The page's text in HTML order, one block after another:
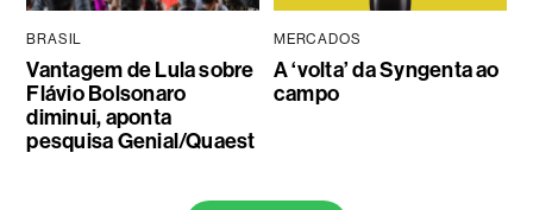
BRASIL
Vantagem de Lula sobre
Flávio Bolsonaro
diminui, aponta
pesquisa Genial/Quaest
MERCADOS
A ‘volta’ da Syngenta ao
campo